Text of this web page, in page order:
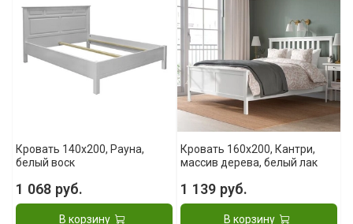
Кровать 140x200, Рауна,
белый воск
1 068 руб.
В корзину
Кровать 160x200, Кантри,
массив дерева, белый лак
1 139 руб.
В корзину